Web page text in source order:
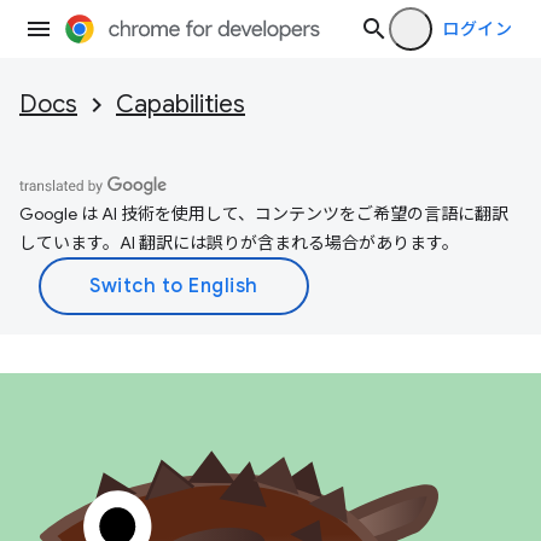
ログイン
Docs Capabilities
Google は AI 技術を使用して、コンテンツをご希望の言語に翻訳
しています。AI 翻訳には誤りが含まれる場合があります。